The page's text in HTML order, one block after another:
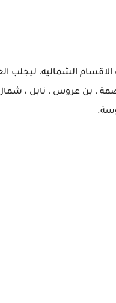
الشماليه، ليجلب
، بن عروس ، نابل